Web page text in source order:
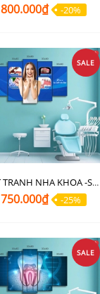
800.000₫ -20%
SALE
SET TRANH NHA KHOA -SET 56A
750.000₫ -25%
SALE